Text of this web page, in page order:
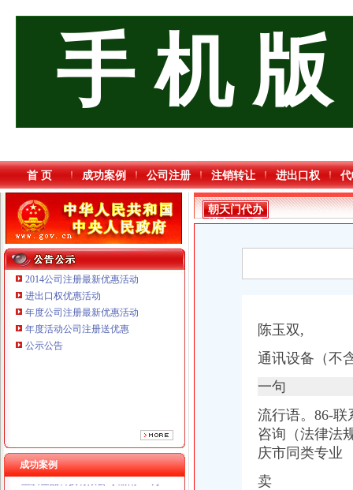
手 机 版
首 页 成功案例 公司注册 注销转让 进出口权
2014公司注册最新优惠活动
进出口权优惠活动
年度公司注册最新优惠活动
年度活动公司注册送优惠
公示公告
成功案例
重庆海谛升进出口贸易有限公司 渝北100万 （进出口权）
重庆逸道医疗器械有限公司
重庆市明诚塑料制品有限责任公司 渝高100万 （进出口权）
重庆金品科技有限公司 渝南100万 （进出口权）
重庆凯誉网络通信技术工程有限公司 渝中300万 （工商变更）
朝天门代办
进出口公司
陈玉双,
通讯设备（不
一句
流行语。86-联
咨询（法律法
庆市同类专业
卖